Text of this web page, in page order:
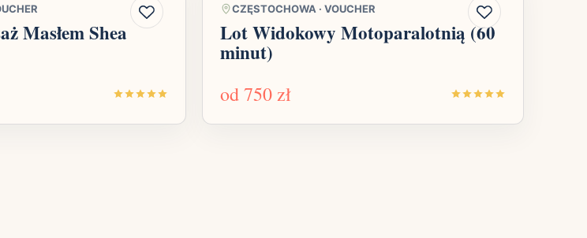
Masłem Shea
CZĘSTOCHOWA · VOUCHER
Lot Widokowy Motoparalotnią (60
minut)
od750 zł